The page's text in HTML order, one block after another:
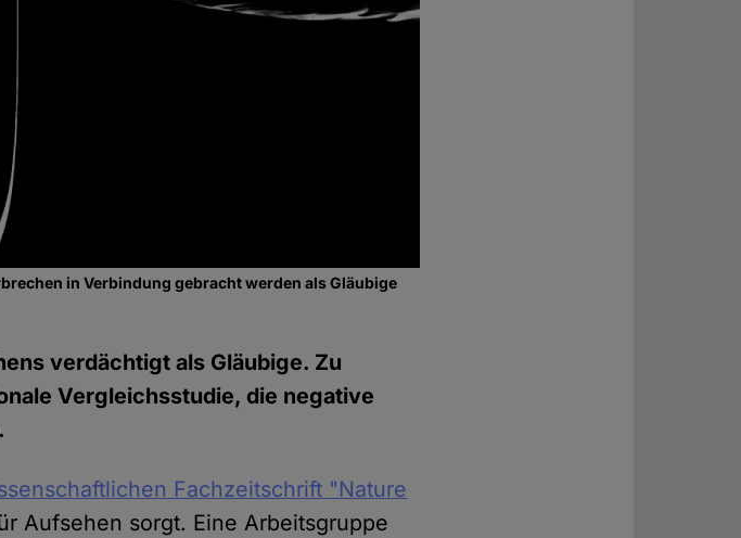
in Verbindung gebracht werden als Gläubige
verdächtigt als Gläubige. Zu
Vergleichsstudie, die negative
Fachzeitschrift "Nature
Aufsehen sorgt. Eine Arbeitsgruppe